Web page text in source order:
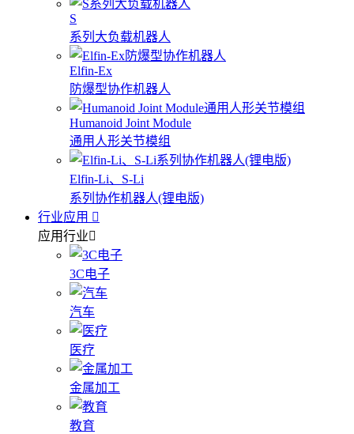
S
系列大负载机器人
Elfin-Ex
防爆型协作机器人
Humanoid Joint Module
通用人形关节模组
Elfin-Li、S-Li
系列协作机器人(锂电版)
行业应用
应用行业
3C电子
汽车
医疗
金属加工
教育